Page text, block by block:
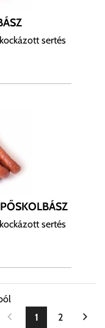
sertés
sertés
1
2